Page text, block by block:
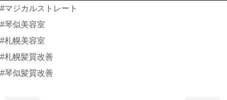
#マジカルストレート
#琴似美容室
#札幌美容室
#札幌髪質改善
#琴似髪質改善